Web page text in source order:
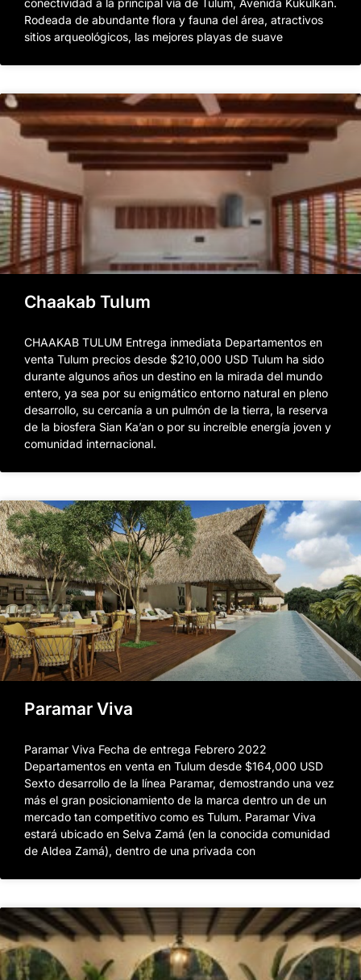
conectividad a la principal vía de Tulum, Avenida Kukulkan.
Rodeada de abundante flora y fauna del área, atractivos
sitios arqueológicos, las mejores playas de suave
Chaakab Tulum
CHAAKAB TULUM Entrega inmediata Departamentos en
venta Tulum precios desde $210,000 USD Tulum ha sido
durante algunos años un destino en la mirada del mundo
entero, ya sea por su enigmático entorno natural en pleno
desarrollo, su cercanía a un pulmón de la tierra, la reserva
de la biosfera Sian Ka’an o por su increíble energía joven y
comunidad internacional.
Paramar Viva
Paramar Viva Fecha de entrega Febrero 2022
Departamentos en venta en Tulum desde $164,000 USD
Sexto desarrollo de la línea Paramar, demostrando una vez
más el gran posicionamiento de la marca dentro un de un
mercado tan competitivo como es Tulum. Paramar Viva
estará ubicado en Selva Zamá (en la conocida comunidad
de Aldea Zamá), dentro de una privada con